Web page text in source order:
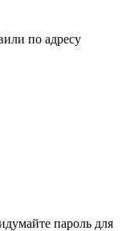
по адресу
пароль для